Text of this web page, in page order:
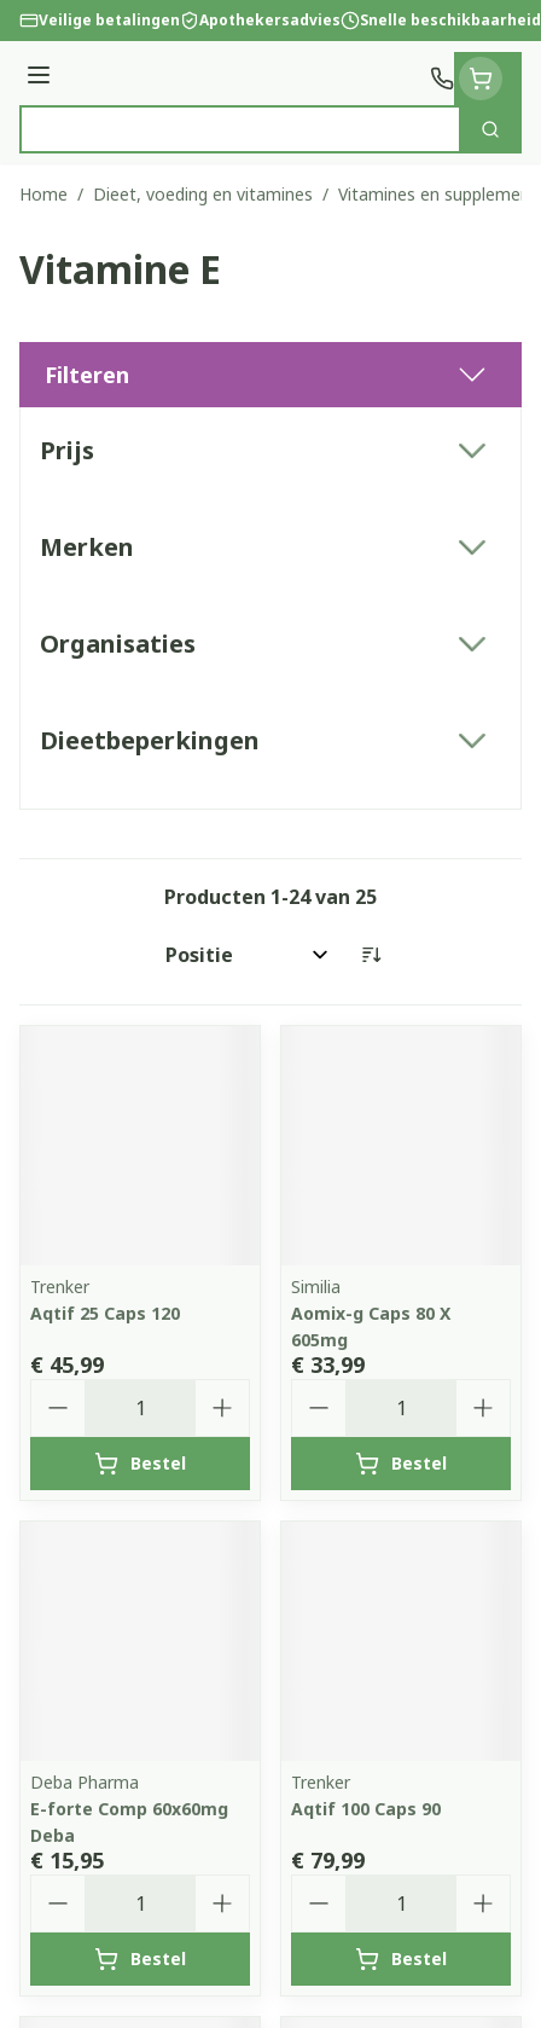
Ga naar de inhoud
Veilige betalingen Apothekersadvies Snelle beschikbaarheid
Menu
Zoek
Home / Dieet, voeding en vitamines / Vitamines en
Vitamine E
Filteren
Prijs
Merken
Organisaties
Dieetbeperkingen
Producten 1-24van 25
Sorteer op:
Trenker
Aqtif 25 Caps 120
€ 45,99
Bestel
Similia
Aomix-g Caps 80 X
605mg
€ 33,99
Bestel
Deba Pharma
E-forte Comp 60x60mg
Deba
€ 15,95
Bestel
Trenker
Aqtif 100 Caps 90
€ 79,99
Bestel